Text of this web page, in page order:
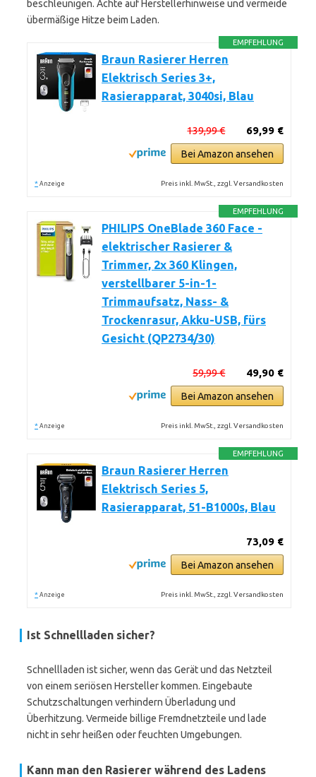
beschleunigen. Achte auf Herstellerhinweise und vermeide
übermäßige Hitze beim Laden.
EMPFEHLUNG
Braun Rasierer Herren
Elektrisch Series 3+,
Rasierapparat, 3040si, Blau
69,99 €
139,99 €
Bei Amazon ansehen
* Anzeige Preis inkl. MwSt., zzgl. Versandkosten
EMPFEHLUNG
PHILIPS OneBlade 360 Face -
elektrischer Rasierer &
Trimmer, 2x 360 Klingen,
verstellbarer 5-in-1-
Trimmaufsatz, Nass- &
Trockenrasur, Akku-USB, fürs
Gesicht (QP2734/30)
49,90 €
59,99 €
Bei Amazon ansehen
* Anzeige Preis inkl. MwSt., zzgl. Versandkosten
EMPFEHLUNG
Braun Rasierer Herren
Elektrisch Series 5,
Rasierapparat, 51-B1000s, Blau
73,09 €
Bei Amazon ansehen
* Anzeige Preis inkl. MwSt., zzgl. Versandkosten
Ist Schnellladen sicher?
Schnellladen ist sicher, wenn das Gerät und das Netzteil
von einem seriösen Hersteller kommen. Eingebaute
Schutzschaltungen verhindern Überladung und
Überhitzung. Vermeide billige Fremdnetzteile und lade
nicht in sehr heißen oder feuchten Umgebungen.
Kann man den Rasierer während des Ladens